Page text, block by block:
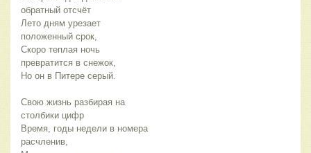
обратный отсчёт
Лето дням урезает
положенный срок,
Скоро теплая ночь
превратится в снежок,
Но он в Питере серый.
Свою жизнь разбирая на
столбики цифр
Время, годы недели в номера
расчленив,